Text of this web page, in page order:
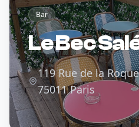
Bar
Le Bec
119 Rue de la
75011 Paris